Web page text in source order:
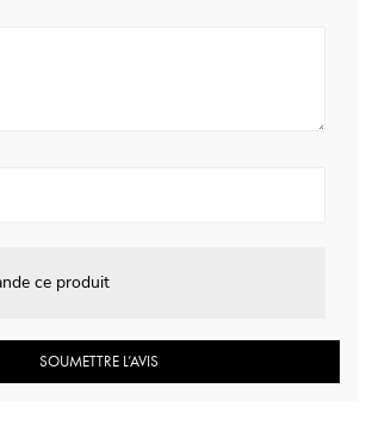
ce produit
SOUMETTRE L’AVIS